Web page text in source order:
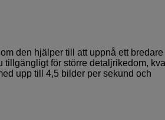
den hjälper till att uppnå ett bredare
tillgängligt för större detaljrikedom,
upp till 4,5 bilder per sekund och